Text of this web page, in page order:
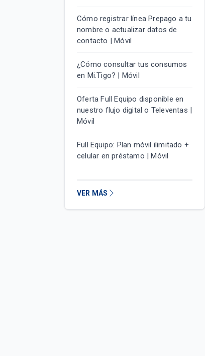
Cómo registrar línea Prepago a tu
nombre o actualizar datos de
contacto | Móvil
¿Cómo consultar tus consumos
en Mi.Tigo? | Móvil
Oferta Full Equipo disponible en
nuestro flujo digital o Televentas |
Móvil
Full Equipo: Plan móvil ilimitado +
celular en préstamo | Móvil
VER MÁS